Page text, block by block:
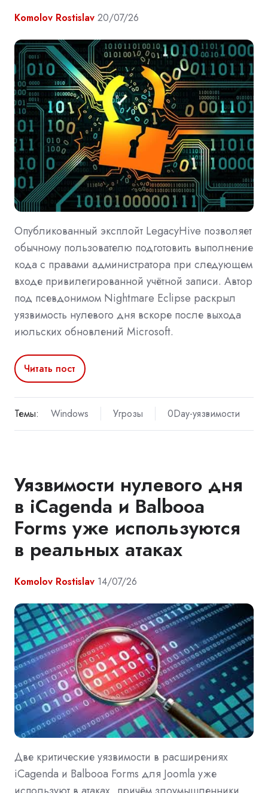
Komolov Rostislav 20/07/26
Опубликованный эксплойт LegacyHive позволяет
обычному пользователю подготовить выполнение
кода с правами администратора при следующем
входе привилегированной учётной записи. Автор
под псевдонимом Nightmare Eclipse раскрыл
уязвимость нулевого дня вскоре после выхода
июльских обновлений Microsoft.
Читать пост
Темы: Windows Угрозы 0Day-уязвимости
Уязвимости нулевого дня
в iCagenda и Balbooa
Forms уже используются
в реальных атаках
Komolov Rostislav 14/07/26
Две критические уязвимости в расширениях
iCagenda и Balbooa Forms для Joomla уже